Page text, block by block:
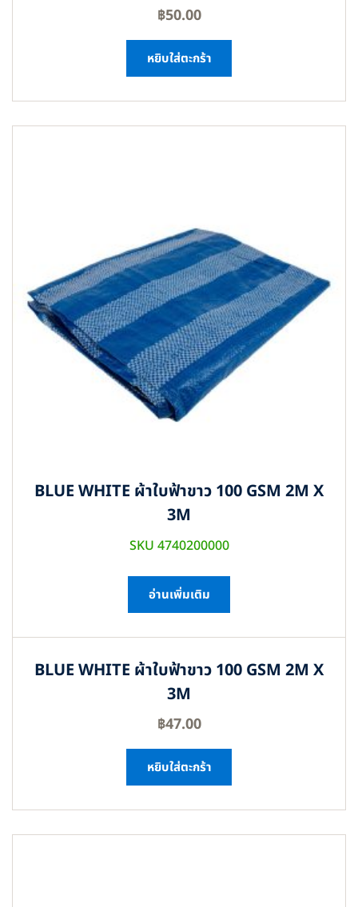
฿50.00
หยิบใส่ตะกร้า
BLUE WHITE ผ้าใบฟ้าขาว 100 GSM 2M X
3M
SKU 4740200000
อ่านเพิ่มเติม
BLUE WHITE ผ้าใบฟ้าขาว 100 GSM 2M X
3M
฿47.00
หยิบใส่ตะกร้า